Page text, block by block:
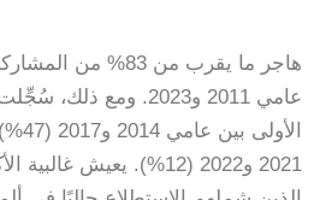
هاجر ما يقرب من 83% من
عامي 2011 و2023. ومع ذلك،
الأولى بين
2021 و2022 (12%). يعيش